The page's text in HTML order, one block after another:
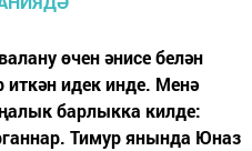
өчен әнисе белән
иткән идек инде. Менә
барлыкка килде:
Тимур янында Юназ